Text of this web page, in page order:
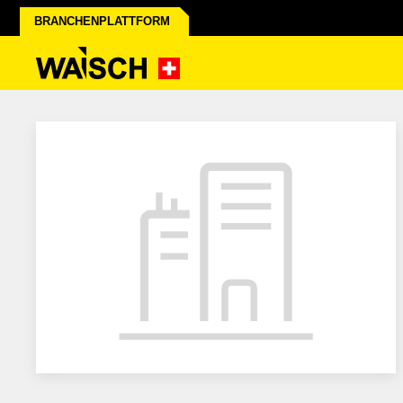
BRANCHENPLATTFORM